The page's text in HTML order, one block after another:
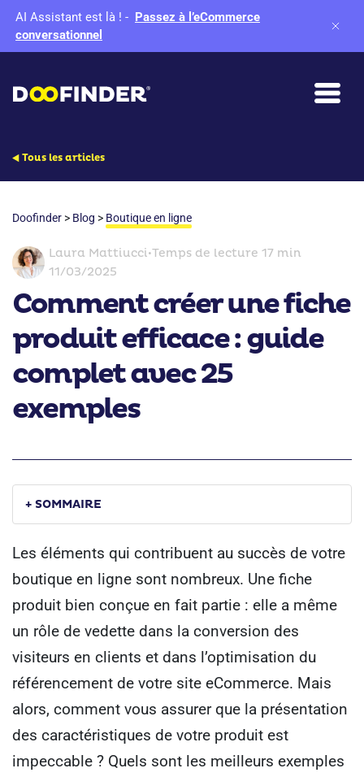
AI Assistant est là ! - Passez à l’eCommerce
conversationnel
Tous les articles
Doofinder > Blog > Boutique en ligne
Laura Mattiucci•Temps de lecture 17 min
11/03/2025
Comment créer une fiche
produit efficace : guide
complet avec 25
exemples
+ SOMMAIRE
Les éléments qui contribuent au succès de votre
boutique en ligne sont nombreux. Une fiche
produit bien conçue en fait partie : elle a même
un rôle de vedette dans la conversion des
visiteurs en clients et dans l’optimisation du
référencement de votre site eCommerce. Mais
alors, comment vous assurer que la présentation
des caractéristiques de votre produit est
impeccable ? Quels sont les meilleurs exemples